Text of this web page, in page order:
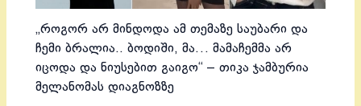
„როგორ არ მინდოდა ამ თემაზე საუბარი და
ჩემი ბრალია.. ბოდიში, მა… მამაჩემმა არ
იცოდა და ნიუსებით გაიგო“ – თიკა ჯამბურია
მელანომას დიაგნოზზე